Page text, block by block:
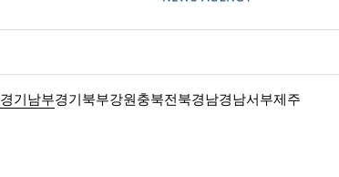
경기남부경기북부강원 충북전북경남경남서부제주